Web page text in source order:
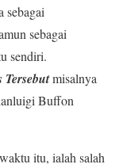
sebagai
sebagai
sendiri.
misalnya
Buffon
itu, ialah salah